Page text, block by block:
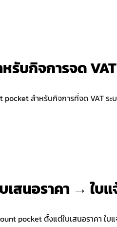
รับกิจการจด VAT
pocket สำหรับกิจการที่จด VAT ร
เสนอราคา → ใบ
pocket ตั้งแต่ใบเสนอราคา